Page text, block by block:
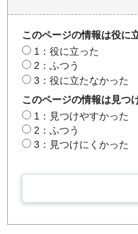
このページの情報は役に
1：役に立った
2：ふつう
3：役に立たなかった
このページの情報は見つ
1：見つけやすかった
2：ふつう
3：見つけにくかった